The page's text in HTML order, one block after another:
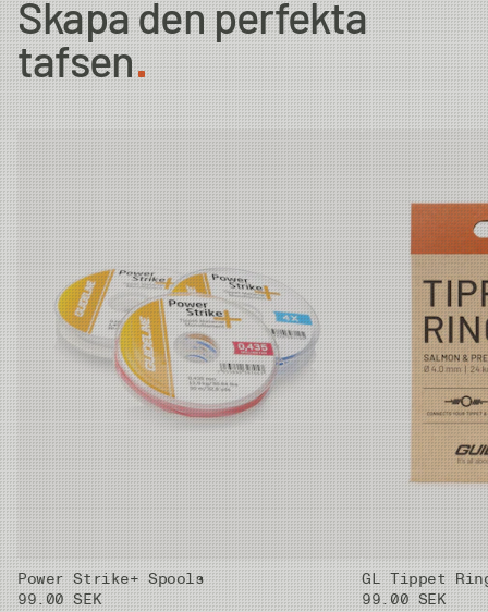
7X 0.104 mm 1.0kg 30m
6X 0.128 mm 1.47kg 30m
30m
0.205 mm 3.61kg 30m
0.235 mm 4.43kg 30m
30m
01X 0.33 mm 8.42kg 30m
Skapa den perfekta
tafsen
Power Strike+ Spools
99.00 SEK
GL Tippet
99.00 SEK